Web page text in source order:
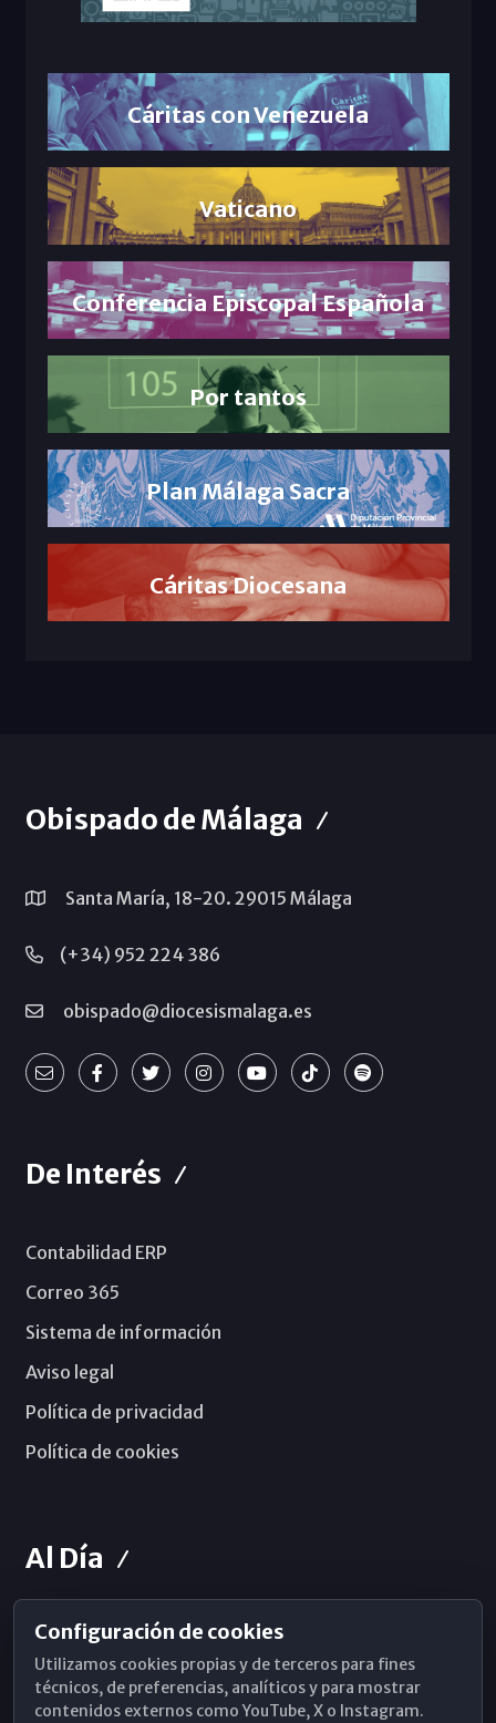
Cáritas con Venezuela
Vaticano
Conferencia Episcopal Española
Por tantos
Plan Málaga Sacra
Cáritas Diocesana
Obispado de Málaga
Santa María, 18-20. 29015 Málaga
(+34) 952 224 386
obispado@diocesismalaga.es
De Interés
Contabilidad ERP
Correo 365
Sistema de información
Aviso legal
Política de privacidad
Política de cookies
Al Día
Horarios de Misa
Hemeroteca
WhatsApp
Configuración de cookies
Utilizamos cookies propias y de terceros para fines
técnicos, de preferencias, analíticos y para mostrar
contenidos externos como YouTube, X o Instagram.